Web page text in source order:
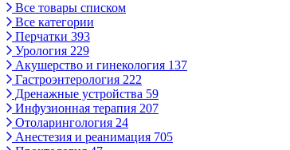
Все товары списком
Все категории
Перчатки 393
Урология 229
Акушерство и гинекология 137
Гастроэнтерология 222
Дренажные устройства 59
Инфузионная терапия 207
Отоларингология 24
Анестезия и реанимация 705